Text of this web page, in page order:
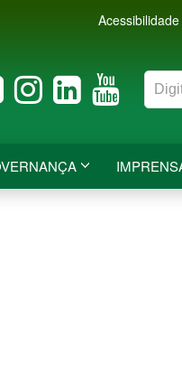
Acessibilidade